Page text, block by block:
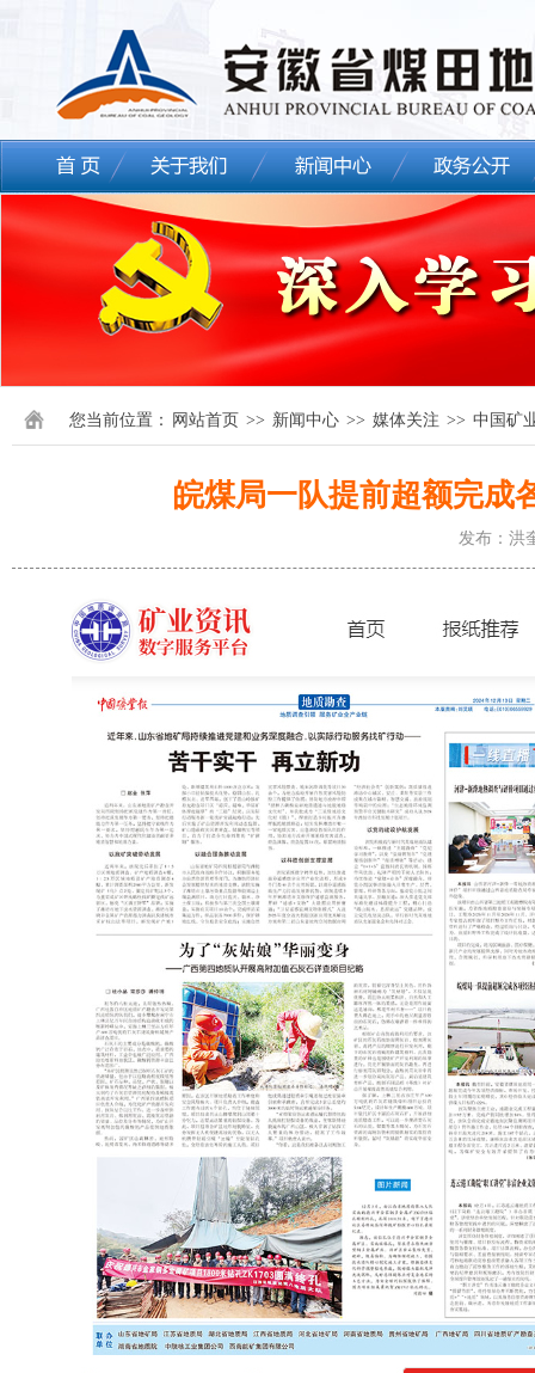
您当前位置： 网站首页 >> 新闻中心 >> 媒体关注 >> 中国矿
皖煤局一队提前超额完成
发布：洪